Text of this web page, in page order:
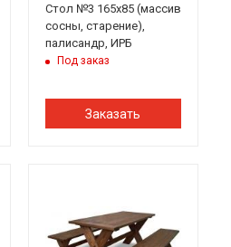
Стол №3 165х85 (массив
сосны, старение),
палисандр, ИРБ
Под заказ
Заказать